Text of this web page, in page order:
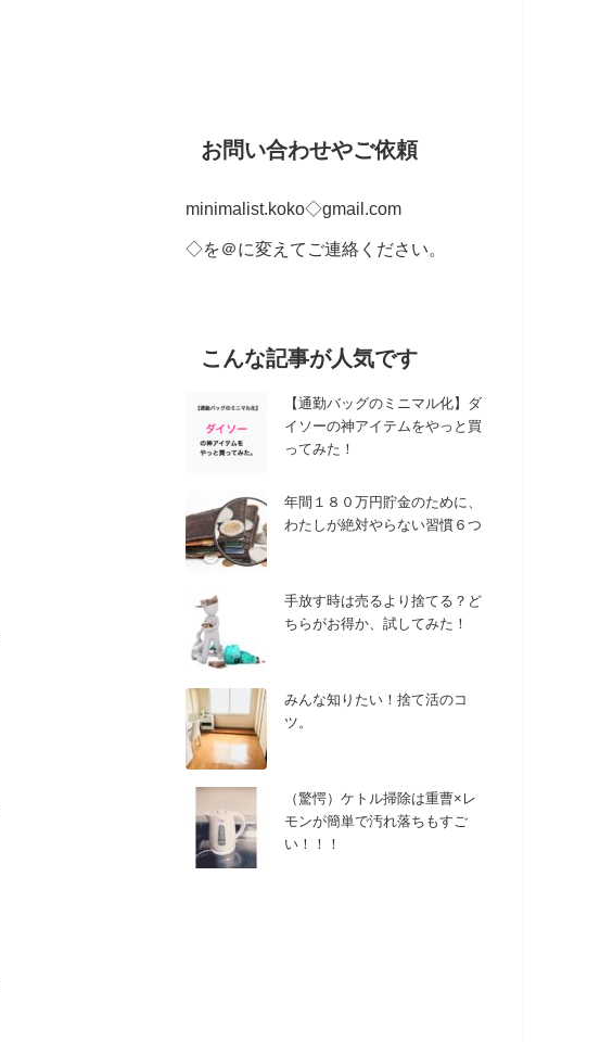
お問い合わせやご依頼
minimalist.koko◇gmail.com
◇を＠に変えてご連絡ください。
こんな記事が人気です
【通勤バッグのミニマル化】ダ
イソーの神アイテムをやっと買
ってみた！
年間１８０万円貯金のために、
わたしが絶対やらない習慣６つ
手放す時は売るより捨てる？ど
ちらがお得か、試してみた！
みんな知りたい！捨て活のコ
ツ。
（驚愕）ケトル掃除は重曹×レ
モンが簡単で汚れ落ちもすご
い！！！